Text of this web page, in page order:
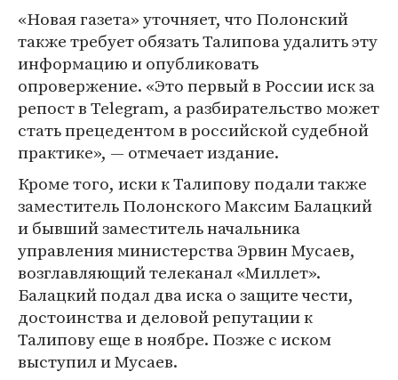
«Новая газета» уточняет, что Полонский
также требует обязать Талипова удалить эту
информацию и опубликовать
опровержение. «Это первый в России иск за
репост в Telegram, а разбирательство может
стать прецедентом в российской судебной
практике», — отмечает издание.
Кроме того, иски к Талипову подали также
заместитель Полонского Максим Балацкий
и бывший заместитель начальника
управления министерства Эрвин Мусаев,
возглавляющий телеканал «Миллет».
Балацкий подал два иска о защите чести,
достоинства и деловой репутации к
Талипову еще в ноябре. Позже с иском
выступил и Мусаев.